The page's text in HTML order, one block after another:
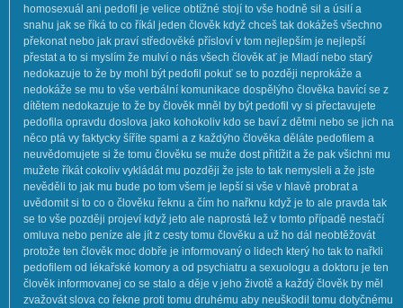
homosexuál ani pedofil je velice obtížné stojí to vše hodně sil a úsilí a
snahu jak se říká to co říkál jeden člověk když chceš tak dokážeš všechno
překonat nebo jak praví středověké přísloví v tom nejlepším je nejlepší
přestat a to si myslím že mulví o nás všech člověk ať je Mladí nebo starý
nedokazuje to že by mohl být pedofil pokuť se to později neprokáže a
nedokáže se mu to vše verbální komunikace dospělýho člověka bavící se z
dítětem nedokazuje to že by člověk mněl by být pedofil vy si přectavujete
pedofila opravdu doslova jako kohokoliv kdo se baví z dětmi nebo se jich na
něco ptá vy faktycky šíříte spami a z každýho člověka děláte pedofilem a
neuvědomujete si že tomu člověku se muže dost přitížit a že pak všichni mu
mužete říkát cokoliv vykládát mu později že jste to tak nemysleli a že jste
nevěděli to jak mu bude po tom všem je lepší si vše v hlavě probrat a
uvědomit si to co o člověku řeknu a čím ho nařknu když je to ale pravda tak
se to vše později projeví když jeto ale naprostá lež v tomto případě nestačí
omluva nebo peníze ale jít z cesty tomu člověku a už ho dál neobtěžovát
protože ten člověk moc dobře je informovaný o lidech který ho tak to nařkli
pedofilem od lékařské komory a od psychiatru a sexuologu a doktoru je ten
člověk informovanej co se stalo a děje v jeho životě a každý člověk by měl
zvažovát slova co řekne proti tomu druhému aby neuškodil tomu dotyčnému